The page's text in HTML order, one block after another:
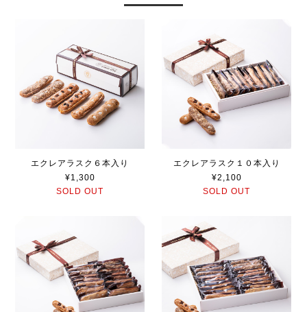
エクレアラスク６本入り
¥1,300
SOLD OUT
エクレアラスク１０本入り
¥2,100
SOLD OUT